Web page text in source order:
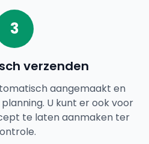
3
verzenden
aangemaakt en
U kunt er ook voor
te laten aanmaken ter